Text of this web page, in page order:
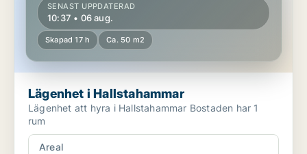
SENAST UPPDATERAD
10:37 • 06 aug.
Skapad 17 h Ca. 50 m2
Lägenhet i Hallstahammar
Lägenhet att hyra i Hallstahammar Bostaden har 1
rum
Areal